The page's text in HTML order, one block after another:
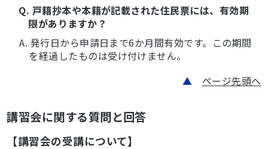
Q. 戸籍抄本や本籍が記載された住民票には、有効期
限がありますか？
A. 発行日から申請日まで6か月間有効です。この期間
を経過したものは受け付けません。
▲
ページ先頭へ
講習会に関する質問と回答
【講習会の受講について】